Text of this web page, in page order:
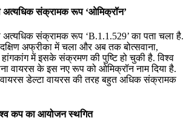
अत्यधिक संक्रामक रूप ‘ओमिक्रॉन’
अत्यधिक संक्रामक रूप ‘B.1.1.529’ का पता चला है.
अफ्रीका में चला और अब तक बोत्सवाना,
में इसके संक्रमण की पुष्टि हो चुकी है. विश्व
वायरस के इस नए रूप को ओमिक्रॉन नाम दिया है.
डेल्टा वायरस की तरह बहुत अधिक संक्रामक
कप का आयोजन स्थगित